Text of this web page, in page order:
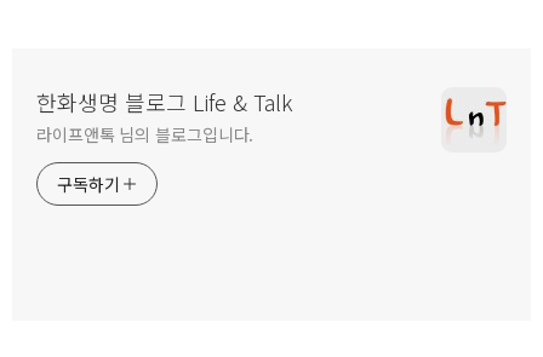
한화생명 블로그 Life & Talk
라이프앤톡 님의 블로그입니다.
구독하기